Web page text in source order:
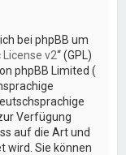
bei phpBB um
License v2“ (GPL)
phpBB Limited (
Verfügung
auf die Art und
wird. Sie können